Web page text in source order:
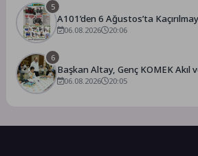
5
A101’den 6 Ağustos’ta
Fırsatı
06.08.2026 20:06
6
Başkan Altay, Genç KOMEK Akıl
Final Turunda Öğrencilerin
06.08.2026 20:05